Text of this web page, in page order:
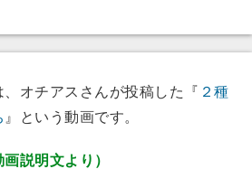
オチアスさんが投稿した『 ２種
』という動画です。
説明文より）